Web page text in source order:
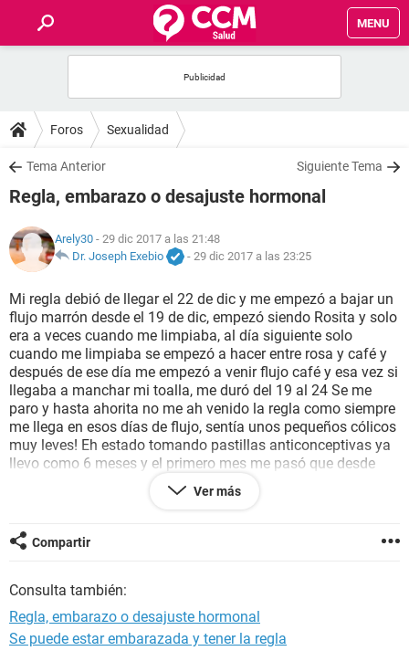
MENU
FOROS
SALUD
FAMILIA
NUTRICIÓN
BIENESTAR
SEXUALIDAD
GLOSARIO
Foros Sexualidad
Tema Anterior Siguiente Tema
Regla, embarazo o desajuste hormonal
Arely30 - 29 dic 2017 a las 21:48
Dr. Joseph Exebio
- 29 dic 2017 a las 23:25
Mi regla debió de llegar el 22 de dic y me empezó a bajar un
flujo marrón desde el 19 de dic, empezó siendo Rosita y solo
era a veces cuando me limpiaba, al día siguiente solo
cuando me limpiaba se empezó a hacer entre rosa y café y
después de ese día me empezó a venir flujo café y esa vez si
llegaba a manchar mi toalla, me duró del 19 al 24 Se me
paro y hasta ahorita no me ah venido la regla como siempre
me llega en esos días de flujo, sentía unos pequeños cólicos
muy leves! Eh estado tomando pastillas anticonceptivas ya
llevo como 6 meses y el primero mes me pasó que desde
una semana antes me vino el flujo cafe con muchos cólicos
pero pasó una semana y si me llego a bajar en el di Quebec
Tuve relaciones muy seguidas en nov hasta el 21 o 22 de
dic.
Ver más
Compartir
Consulta también:
Regla, embarazo o desajuste hormonal
Se puede estar embarazada y tener la regla